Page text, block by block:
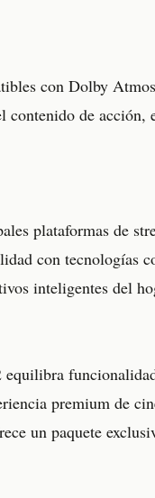
con Dolby
contenido de acción,
plataformas de
con tecnologías
inteligentes del
premium de
un paquete